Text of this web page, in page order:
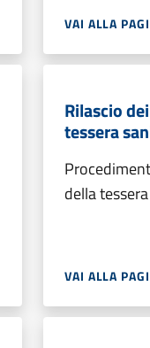
VAI ALLA
Rilascio
tessera
della
VAI ALLA